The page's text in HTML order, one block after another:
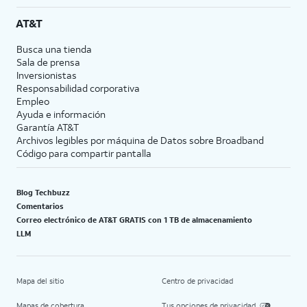
AT&T
Busca una tienda
Sala de prensa
Inversionistas
Responsabilidad corporativa
Empleo
Ayuda e información
Garantía AT&T
Archivos legibles por máquina de Datos sobre Broadband
Código para compartir pantalla
Blog Techbuzz
Comentarios
Correo electrónico de AT&T GRATIS con 1 TB de almacenamiento
LLM
Mapa del sitio Centro de privacidad